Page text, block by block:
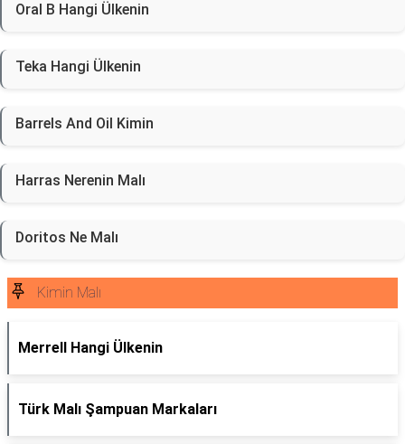
Oral B Hangi Ülkenin
Teka Hangi Ülkenin
Barrels And Oil Kimin
Harras Nerenin Malı
Doritos Ne Malı
Kimin Malı
Merrell Hangi Ülkenin
Türk Malı Şampuan Markaları